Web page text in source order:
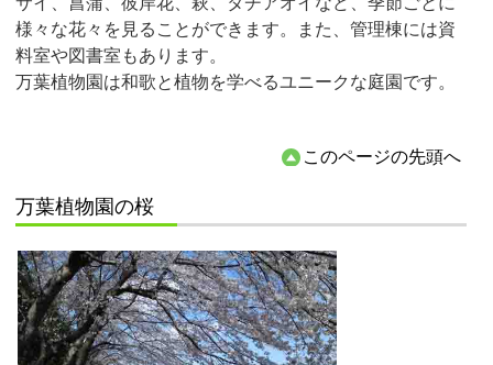
様々な花々を見ることができます。また、管理棟には資
料室や図書室もあります。
万葉植物園は和歌と植物を学べるユニークな庭園です。
このページの先頭へ
万葉植物園の桜